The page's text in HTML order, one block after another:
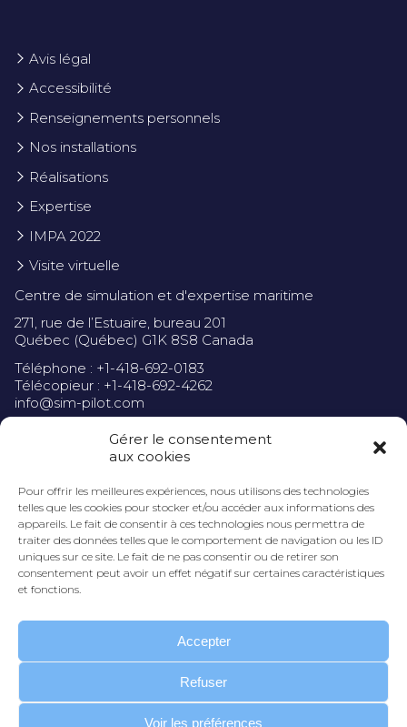
Gérer le consentement
aux cookies
Pour offrir les meilleures expériences, nous utilisons des technologies
telles que les cookies pour stocker et/ou accéder aux informations des
appareils. Le fait de consentir à ces technologies nous permettra de
traiter des données telles que le comportement de navigation ou les ID
uniques sur ce site. Le fait de ne pas consentir ou de retirer son
consentement peut avoir un effet négatif sur certaines caractéristiques
et fonctions.
Accepter
Refuser
Voir les préférences
Avis légal
Accessibilité
Renseignements personnels
Nos installations
Réalisations
Expertise
IMPA 2022
Visite virtuelle
Centre de simulation et d'expertise maritime
271, rue de l’Estuaire, bureau 201
Québec (Québec) G1K 8S8 Canada
Téléphone : +1-418-692-0183
Télécopieur : +1-418-692-4262
info@sim-pilot.com
Politique de confidentialité
INSCRIVEZ-VOUS À NOTRE INFOLETTRE